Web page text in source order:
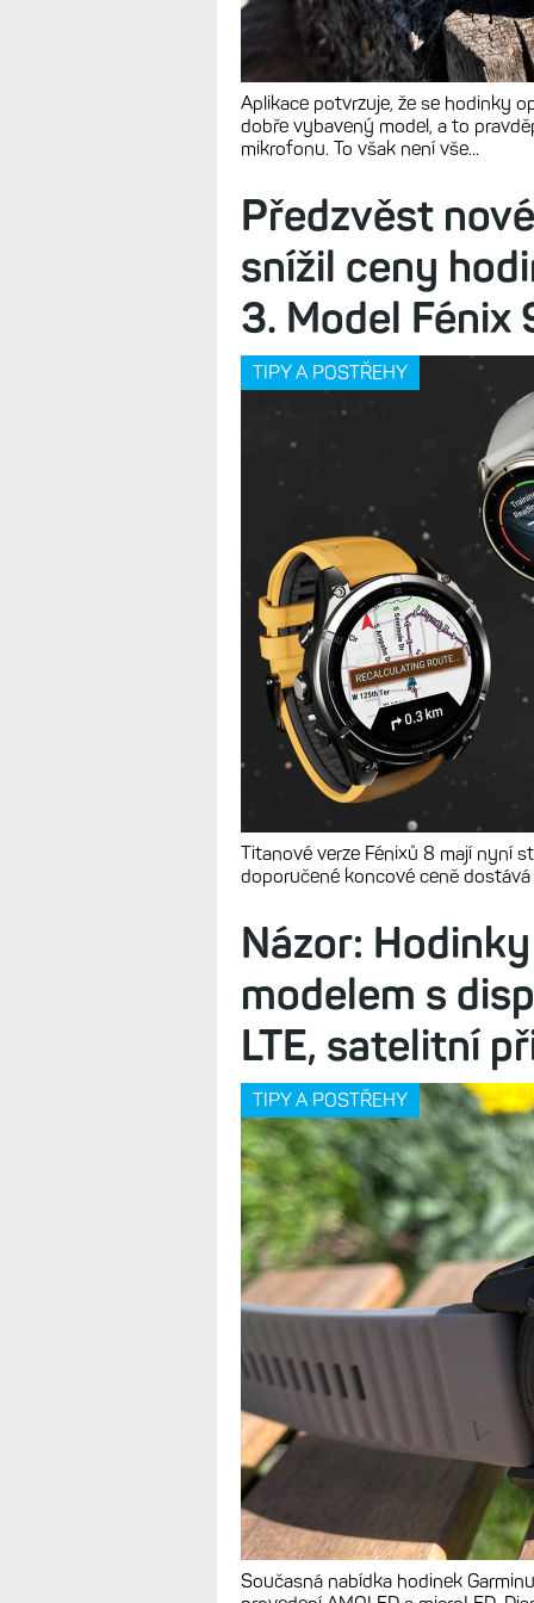
Aplikace potvrzuje, že se hodinky
dobře vybavený model, a to
Předzvěst
snížil ceny
3. Model
TIPY A POSTŘEHY
Titanové verze Fénixů 8 mají nyní
doporučené koncové ceně
Názor:
modelem s
LTE, satelitní
TIPY A POSTŘEHY